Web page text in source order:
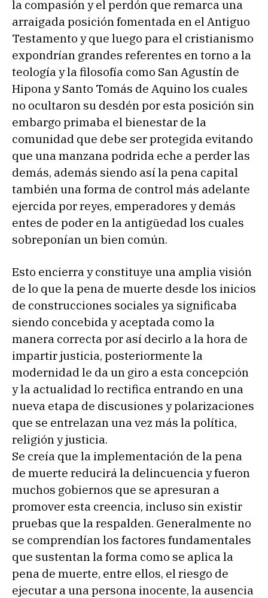
la compasión y el perdón que remarca una
arraigada posición fomentada en el Antiguo
Testamento y que luego para el cristianismo
expondrían grandes referentes en torno a la
teología y la filosofía como San Agustín de
Hipona y Santo Tomás de Aquino los cuales
no ocultaron su desdén por esta posición sin
embargo primaba el bienestar de la
comunidad que debe ser protegida evitando
que una manzana podrida eche a perder las
demás, además siendo así la pena capital
también una forma de control más adelante
ejercida por reyes, emperadores y demás
entes de poder en la antigüedad los cuales
sobreponían un bien común.
Esto encierra y constituye una amplia visión
de lo que la pena de muerte desde los inicios
de construcciones sociales ya significaba
siendo concebida y aceptada como la
manera correcta por así decirlo a la hora de
impartir justicia, posteriormente la
modernidad le da un giro a esta concepción
y la actualidad lo rectifica entrando en una
nueva etapa de discusiones y polarizaciones
que se entrelazan una vez más la política,
religión y justicia.
Se creía que la implementación de la pena
de muerte reducirá la delincuencia y fueron
muchos gobiernos que se apresuran a
promover esta creencia, incluso sin existir
pruebas que la respalden. Generalmente no
se comprendían los factores fundamentales
que sustentan la forma como se aplica la
pena de muerte, entre ellos, el riesgo de
ejecutar a una persona inocente, la ausencia